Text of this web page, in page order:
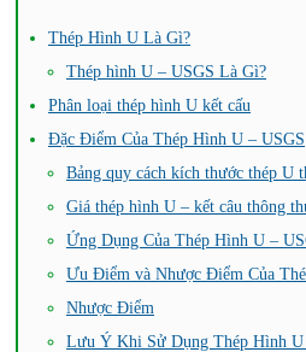
Thép Hình U Là Gì?
Thép hình U – USGS Là Gì?
Phân loại thép hình U kết cấu
Đặc Điểm Của Thép Hình U – USGS
Bảng quy cách kích thước thép U
Giá thép hình U – kết câu thông
Ứng Dụng Của Thép Hình U –
Ưu Điểm và Nhược Điểm Của
Nhược Điểm
Lưu Ý Khi Sử Dụng Thép Hình U